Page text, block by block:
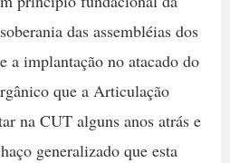
das assembléias dos
a implantação no atacado do
que a Articulação
na CUT alguns anos atrás e
generalizado que esta